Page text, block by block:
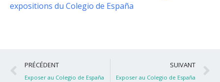
expositions du Colegio de España
Précédent
PRÉCÉDENT
Exposer au Colegio de España
SUIVANT
Exposer au Colegio de España